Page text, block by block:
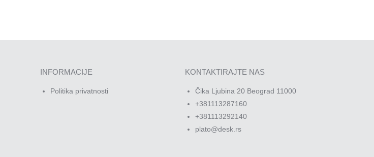
INFORMACIJE
Politika privatnosti
KONTAKTIRAJTE NAS
Čika Ljubina 20 Beograd 11000
+381113287160
+381113292140
plato@desk.rs